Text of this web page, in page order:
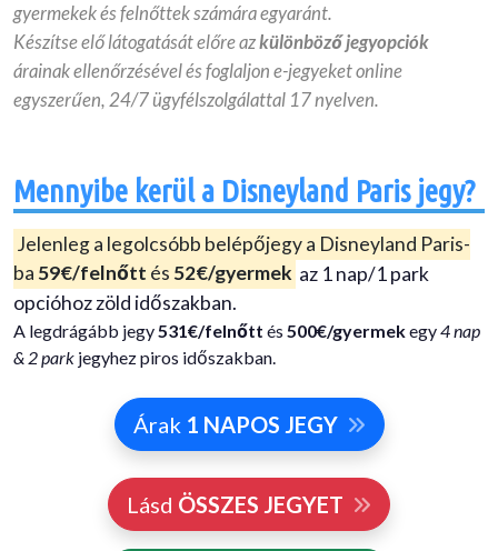
gyermekek és felnőttek számára egyaránt.
Készítse elő látogatását előre azkülönböző jegyopciók
árainak ellenőrzésével és foglaljon e-jegyeket online
egyszerűen, 24/7 ügyfélszolgálattal 17 nyelven.
Mennyibe kerül a Disneyland Paris jegy?
Jelenleg a legolcsóbb belépőjegy a Disneyland Paris-
ba 59€/felnőtt és 52€/gyermek az 1 nap/1 park
opcióhoz zöld időszakban.
A legdrágább jegy 531€/felnőtt és 500€/gyermekegy4 nap
& 2 park jegyhez piros időszakban.
Árak 1 NAPOS JEGY
Lásd ÖSSZES JEGYET